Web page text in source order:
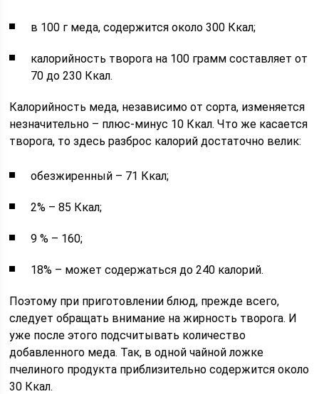
в 100 г меда, содержится около 300 Ккал;
калорийность творога на 100 грамм составляет от
70 до 230 Ккал.
Калорийность меда, независимо от сорта, изменяется
незначительно – плюс-минус 10 Ккал. Что же касается
творога, то здесь разброс калорий достаточно велик:
обезжиренный – 71 Ккал;
2% – 85 Ккал;
9 % – 160;
18% – может содержаться до 240 калорий.
Поэтому при приготовлении блюд, прежде всего,
следует обращать внимание на жирность творога. И
уже после этого подсчитывать количество
добавленного меда. Так, в одной чайной ложке
пчелиного продукта приблизительно содержится около
30 Ккал.